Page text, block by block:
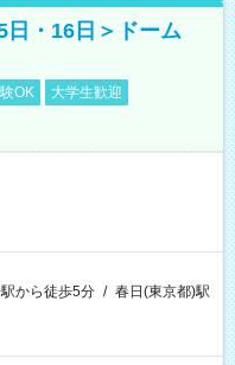
日・16日＞ドーム
OK
大学生歓迎
から徒歩5分 / 春日(東京都)駅